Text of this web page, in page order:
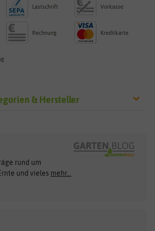
Lastschrift Vorkasse
Rechnung Kreditkarte
& Hersteller
Clever Pots
COMPO
rund um
und vieles mehr...